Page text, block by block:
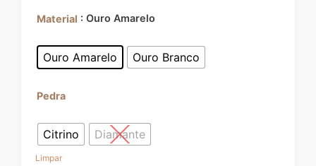
Material : Ouro Amarelo
Ouro Amarelo Ouro Branco
Pedra
Citrino Diamante
Limpar